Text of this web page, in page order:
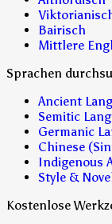
Bairisch
Mittlere
Sprachen
Ancient
Semitic
Germanic
Chinese
Indigenous
Style &
Kostenlose